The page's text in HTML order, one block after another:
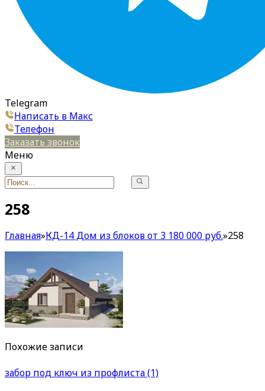
Telegram
Написать в Макс
Телефон
Заказать звонок
Меню
258
Главная»КД-14 Дом из блоков от 3 180 000 руб.»258
Похожие записи
забор под ключ из профлиста (1)